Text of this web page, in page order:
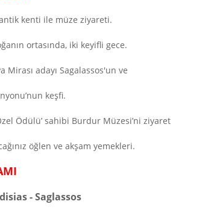
kenti ile müze ziyareti.
ortasında, iki keyifli gece.
Mirası adayı Sagalassos'un ve
keşfi.
Ödülü’ sahibi Burdur Müzesi’ni ziyaret
öğlen ve akşam yemekleri.
- Saglassos